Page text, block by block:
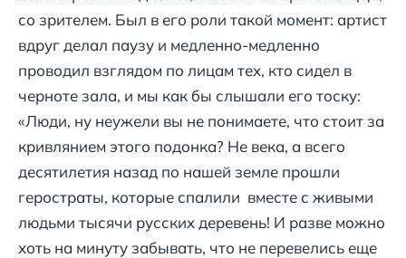
со зрителем. Был в его роли такой момент: артист
вдруг делал паузу и медленно-медленно
проводил взглядом по лицам тех, кто сидел в
черноте зала, и мы как бы слышали его тоску:
«Люди, ну неужели вы не понимаете, что стоит за
кривлянием этого подонка? Не века, а всего
десятилетия назад по нашей земле прошли
геростраты, которые спалили вместе с живыми
людьми тысячи русских деревень! И разве можно
хоть на минуту забывать, что не перевелись еще